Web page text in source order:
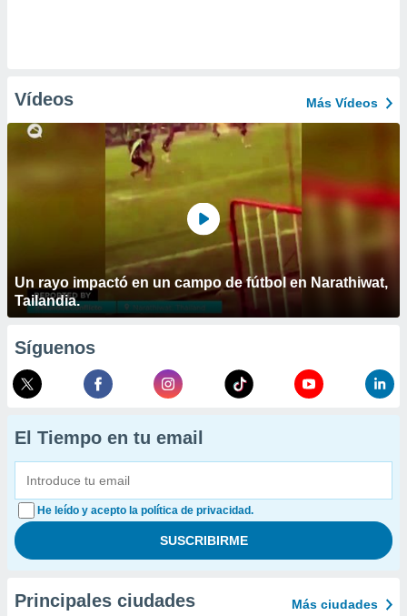
Vídeos Más Vídeos
Un rayo impactó en un campo de fútbol en Narathiwat,
Tailandia.
Síguenos
El Tiempo en tu email
He leído y acepto la política de privacidad.
Principales ciudades Más ciudades